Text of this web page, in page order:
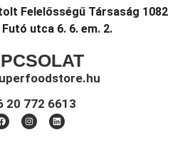
Felelősségű Társaság 1082
utca 6. 6. em. 2.
20 772 6613